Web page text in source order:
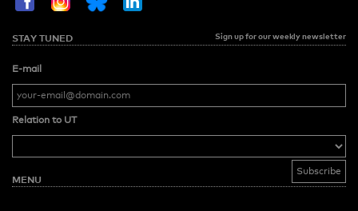
STAY TUNED Sign up for our weekly newsletter
E-mail
Relation to UT
MENU